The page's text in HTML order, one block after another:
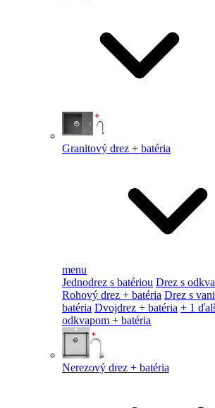
Granitový drez + batéria
menu
Jednodrez s batériou Drez s
Rohový drez + batéria Drez s
batéria Dvojdrez + batéria + 1
odkvapom + batéria
Nerezový drez + batéria